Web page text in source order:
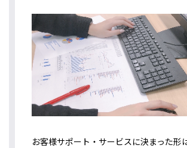
お客様サポート・サービスに決まった形